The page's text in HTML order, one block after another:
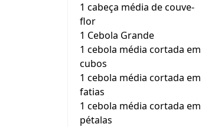
1 cabeça média de couve-
flor
1 Cebola Grande
1 cebola média cortada em
cubos
1 cebola média cortada em
fatias
1 cebola média cortada em
pétalas